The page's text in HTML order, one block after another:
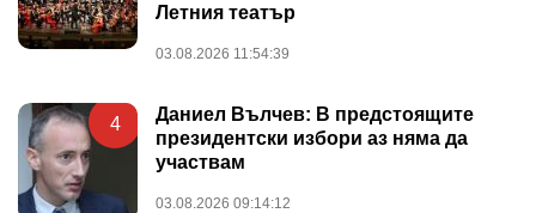
Летния театър
03.08.2026 11:54:39
4
Даниел Вълчев: В предстоящите
президентски избори аз няма да
участвам
03.08.2026 09:14:12